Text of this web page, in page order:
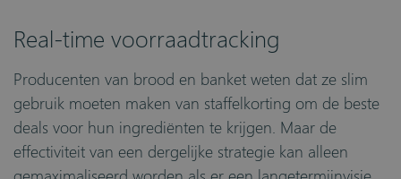
Real-time voorraadtracking
Producenten van brood en banket weten dat ze slim
gebruik moeten maken van staffelkorting om de beste
deals voor hun ingrediënten te krijgen. Maar de
effectiviteit van een dergelijke strategie kan alleen